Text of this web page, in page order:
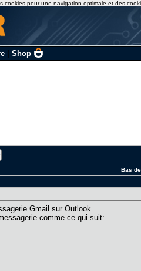
| Shop
Bas
Gmail sur Outlook.
comme ce qui suit:
cookies pour une navigation optimale et des